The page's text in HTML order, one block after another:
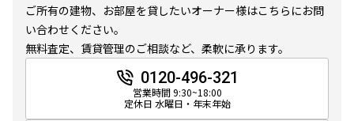
ご所有の建物、お部屋を貸したいオーナー様はこちらにお問
い合わせください。
無料査定、賃貸管理のご相談など、柔軟に承ります。
0120-496-321
営業時間 9:30~18:00
定休日 水曜日・年末年始